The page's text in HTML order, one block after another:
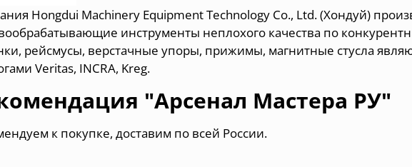
Hongdui Machinery Equipment Technology Co., Ltd. (Хондуй)
инструменты неплохого качества по
рейсмусы, верстачные упоры, прижимы, магнитные стусла
Veritas, INCRA, Kreg.
"Арсенал Мастера РУ"
к покупке, доставим по всей России.